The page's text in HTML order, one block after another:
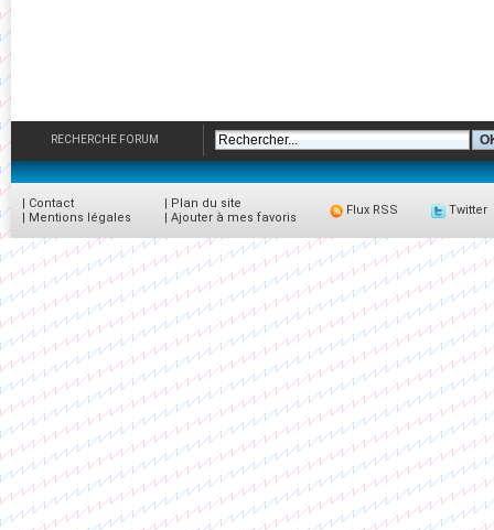
RECHERCHE FORUM
| Contact
| Mentions légales
| Plan du site
| Ajouter à mes favoris
Flux RSS Twitter